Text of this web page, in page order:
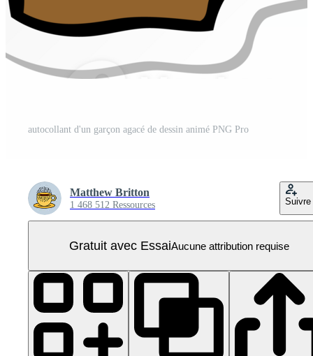
autocollant d'un garçon agacé de dessin animé PNG Pro
Matthew Britton
1 468 512 Ressources Suivre
Gratuit avec EssaiAucune attribution requise